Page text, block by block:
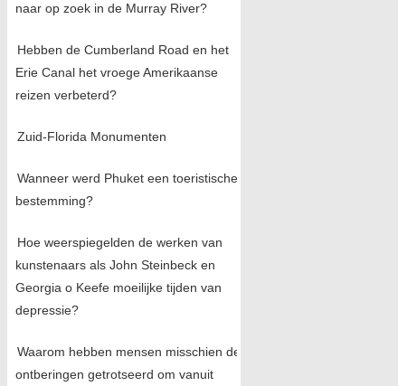
naar op zoek in de Murray River?
Hebben de Cumberland Road en het
Erie Canal het vroege Amerikaanse
reizen verbeterd?
Zuid-Florida Monumenten
Wanneer werd Phuket een toeristische
bestemming?
Hoe weerspiegelden de werken van
kunstenaars als John Steinbeck en
Georgia o Keefe moeilijke tijden van
depressie?
Waarom hebben mensen misschien de
ontberingen getrotseerd om vanuit